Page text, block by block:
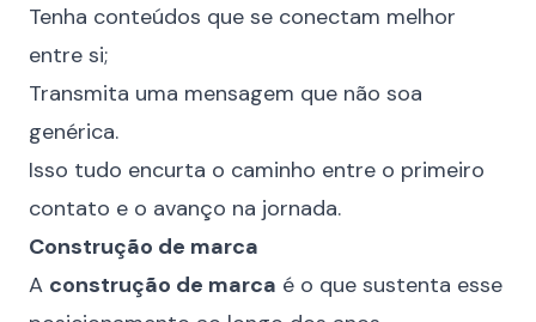
Tenha conteúdos que se conectam melhor
entre si;
Transmita uma mensagem que não soa
genérica.
Isso tudo encurta o caminho entre o primeiro
contato e o avanço na jornada.
Construção de marca
A construção de marca é o que sustenta esse